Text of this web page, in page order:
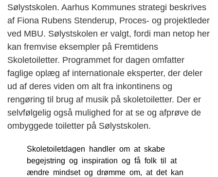
Sølystskolen. Aarhus Kommunes strategi beskrives
af Fiona Rubens Stenderup, Proces- og projektleder
ved MBU. Sølystskolen er valgt, fordi man netop her
kan fremvise eksempler på Fremtidens
Skoletoiletter. Programmet for dagen omfatter
faglige oplæg af internationale eksperter, der deler
ud af deres viden om alt fra inkontinens og
rengøring til brug af musik på skoletoiletter. Der er
selvfølgelig også mulighed for at se og afprøve de
ombyggede toiletter på Sølystskolen.
Skoletoiletdagen handler om at skabe
begejstring og inspiration og få folk til at
ændre mindset og drømme om, at det kan